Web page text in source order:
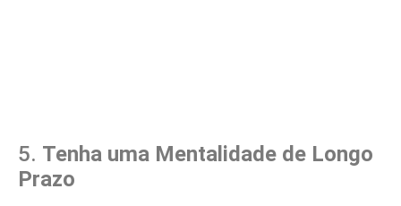
5. Tenha uma Mentalidade de Longo
Prazo